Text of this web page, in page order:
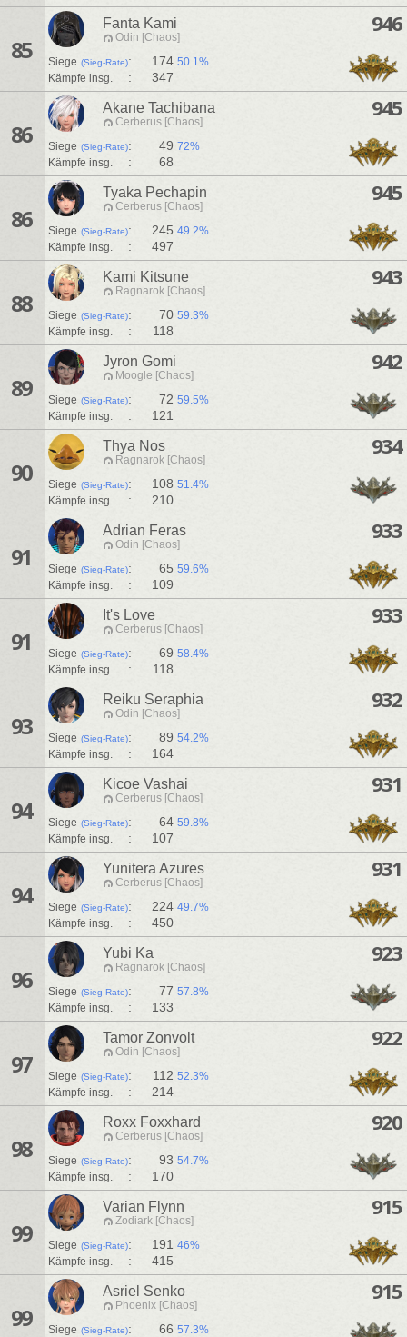
85
Fanta Kami
Odin [Chaos]
Siege (Sieg-Rate): 174 50.1%
Kämpfe insg.
: 347
946
86
Akane Tachibana
Cerberus [Chaos]
Siege (Sieg-Rate): 49 72%
Kämpfe insg.
: 68
945
86
Tyaka Pechapin
Cerberus [Chaos]
Siege (Sieg-Rate): 245 49.2%
Kämpfe insg.
: 497
945
88
Kami Kitsune
Ragnarok [Chaos]
Siege (Sieg-Rate): 70 59.3%
Kämpfe insg.
: 118
943
89
Jyron Gomi
Moogle [Chaos]
Siege (Sieg-Rate): 72 59.5%
Kämpfe insg.
: 121
942
90
Thya Nos
Ragnarok [Chaos]
Siege (Sieg-Rate): 108 51.4%
Kämpfe insg.
: 210
934
91
Adrian Feras
Odin [Chaos]
Siege (Sieg-Rate): 65 59.6%
Kämpfe insg.
: 109
933
91
It's Love
Cerberus [Chaos]
Siege (Sieg-Rate): 69 58.4%
Kämpfe insg.
: 118
933
93
Reiku Seraphia
Odin [Chaos]
Siege (Sieg-Rate): 89 54.2%
Kämpfe insg.
: 164
932
94
Kicoe Vashai
Cerberus [Chaos]
Siege (Sieg-Rate): 64 59.8%
Kämpfe insg.
: 107
931
94
Yunitera Azures
Cerberus [Chaos]
Siege (Sieg-Rate): 224 49.7%
Kämpfe insg.
: 450
931
96
Yubi Ka
Ragnarok [Chaos]
Siege (Sieg-Rate): 77 57.8%
Kämpfe insg.
: 133
923
97
Tamor Zonvolt
Odin [Chaos]
Siege (Sieg-Rate): 112 52.3%
Kämpfe insg.
: 214
922
98
Roxx Foxxhard
Cerberus [Chaos]
Siege (Sieg-Rate): 93 54.7%
Kämpfe insg.
: 170
920
99
Varian Flynn
Zodiark [Chaos]
Siege (Sieg-Rate): 191 46%
Kämpfe insg.
: 415
915
99
Asriel Senko
Phoenix [Chaos]
Siege (Sieg-Rate): 66 57.3%
915